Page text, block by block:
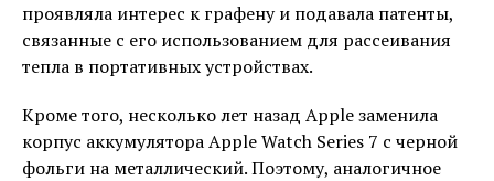
проявляла интерес к графену и подавала патенты,
связанные с его использованием для рассеивания
тепла в портативных устройствах.
Кроме того, несколько лет назад Apple заменила
корпус аккумулятора Apple Watch Series 7 с черной
фольги на металлический. Поэтому, аналогичное